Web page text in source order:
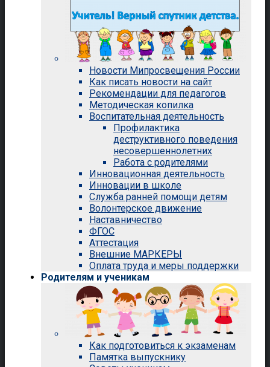
Новости Мипросвещения России
Как писать новости на сайт
Рекомендации для педагогов
Методическая копилка
Воспитательная деятельность
Профилактика
деструктивного поведения
несовершеннолетних
Работа с родителями
Инновационная деятельность
Инновации в школе
Служба ранней помощи детям
Волонтерское движение
Наставничество
ФГОС
Аттестация
Внешние МАРКЕРЫ
Оплата труда и меры поддержки
Родителям и ученикам
Как подготовиться к экзаменам
Памятка выпускнику